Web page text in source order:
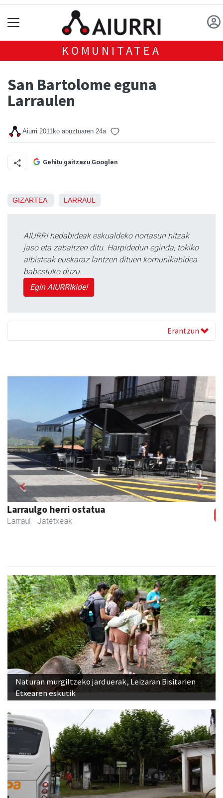
KOMUNITATEA
San Bartolome eguna
Larraulen
Aiurri 2011ko abuztuaren 24a
Gehitu gaitzazu Googlen
GIZARTEA LARRAUL
AIURRI hedabideak eskualdeko nortasun hitzak
jaso eta zabaltzen ditu. Harpidedun eginda, tokiko
albisteak euskaraz lantzen dituen komunikabidea
babestuko duzu.
Egin AIURRIkide!
Erantzun
Amonarriz iturgintza S. L.
Larraul - Iturgintza
Previous Next
Naturan murgiltzeko jarduerak, Leizaran Bisitarien
Etxearen eskutik